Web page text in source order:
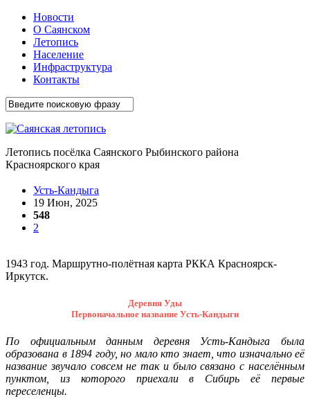
Новости
О Саянском
Летопись
Население
Инфраструктура
Контакты
Летопись посёлка Саянского Рыбинского района
Красноярского края
Усть-Кандыга
19 Июн, 2025
548
2
1943 год. Маршрутно-полётная карта РККА Красноярск-
Иркутск.
Деревня Уды
Первоначальное название Усть-Кандыги
По официальным данным деревня Усть-Кандыга была
образована в 1894 году, но мало кто знает, что изначально её
название звучало совсем не так и было связано с населённым
пунктом, из которого приехали в Сибирь её первые
переселенцы.